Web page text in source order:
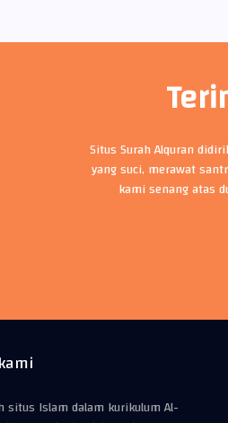
Situs Surah Alquran
yang suci, merawat
kami senang atas
situs Islam dalam kurikulum Al-